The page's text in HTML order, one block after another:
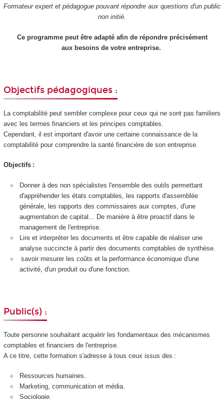
Formateur expert et pédagogue pouvant répondre aux questions d'un public
non initié.
Ce programme peut être adapté afin de répondre précisément
aux besoins de votre entreprise.
Objectifs pédagogiques :
La comptabilité peut sembler complexe pour ceux qui ne sont pas familiers
avec les termes financiers et les principes comptables.
Cependant, il est important d'avoir une certaine connaissance de la
comptabilité pour comprendre la santé financière de son entreprise.
Objectifs :
Donner à des non spécialistes l'ensemble des outils permettant
d'appréhender les états comptables, les rapports d'assemblée
générale, les rapports des commissaires aux comptes, d'une
augmentation de capital... De manière à être proactif dans le
management de l'entreprise.
Lire et interpréter les documents et être capable de réaliser une
analyse succincte à partir des documents comptables de synthèse.
savoir mesurer les coûts et la performance économique d'une
activité, d'un produit ou d'une fonction.
Public(s) :
Toute personne souhaitant acquérir les fondamentaux des mécanismes
comptables et financiers de l'entreprise.
A ce titre, cette formation s'adresse à tous ceux issus des :
Ressources humaines.
Marketing, communication et média.
Sociologie.